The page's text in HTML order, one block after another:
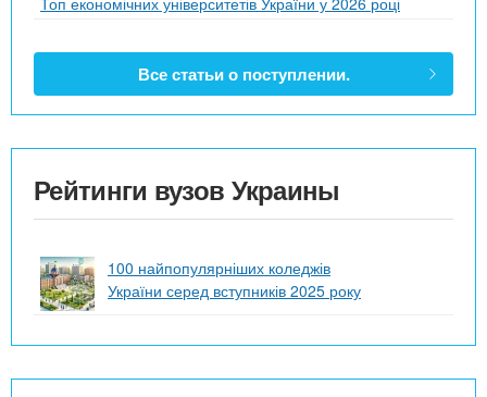
Все статьи о поступлении.
Рейтинги вузов Украины
100 найпопулярніших коледжів
України серед вступників 2025 року